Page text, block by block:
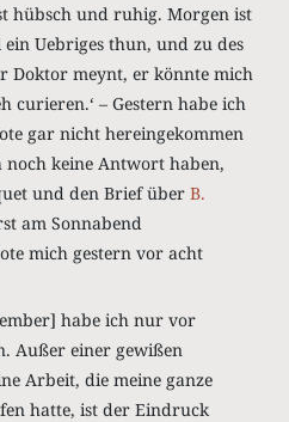
hübsch und ruhig. Morgen ist
Uebriges thun, und zu des
Doktor meynt, er könnte mich
curieren.ʻ – Gestern habe ich
gar nicht hereingekommen
noch keine Antwort haben,
und den Brief über B.
am Sonnabend
mich gestern vor acht
habe ich nur vor
Außer einer gewißen
Arbeit, die meine ganze
hatte, ist der Eindruck